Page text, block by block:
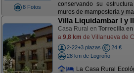
8 Fotos
conservando su
muros de mamposteria y
Villa Liquidambar I y II
Casa Rural en Torrecilla
a 9,8 km de Villanueva de
2-22+3 plazas
24 €
28 km de Logroño
La Casa Rural